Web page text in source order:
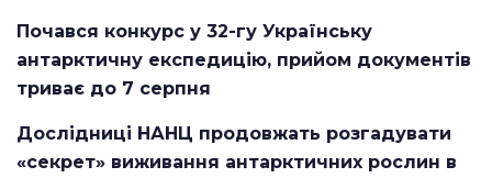
Почався конкурс у 32-гу Українську
антарктичну експедицію, прийом документів
триває до 7 серпня
Дослідниці НАНЦ продовжать розгадувати
«секрет» виживання антарктичних рослин в